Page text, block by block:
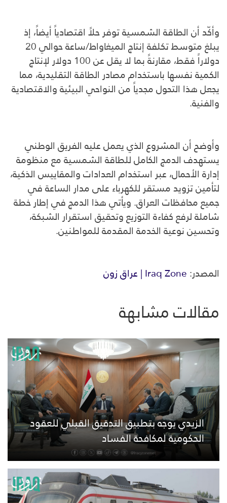
وأكّد أن الطاقة الشمسية توفر حلاً اقتصادياً أيضاً، إذ
يبلغ متوسط تكلفة إنتاج الميغاواط/ساعة حوالي 20
دولاراً فقط، مقارنةً بما لا يقل عن 100 دولار لإنتاج
الكمية نفسها باستخدام مصادر الطاقة التقليدية، مما
يجعل هذا التحول مجدياً من النواحي البيئية والاقتصادية
والفنية.
وأوضح أن المشروع الذي يعمل عليه الفريق الوطني
يستهدف الدمج الكامل للطاقة الشمسية مع منظومة
إدارة الأحمال، عبر استخدام العدادات والمقاييس الذكية،
لتأمين تزويد مستقر للكهرباء على مدار الساعة في
جميع محافظات العراق. ويأتي هذا الدمج في إطار خطة
شاملة لرفع كفاءة التوزيع وتحقيق استقرار الشبكة،
وتحسين نوعية الخدمة المقدمة للمواطنين.
المصدر:Iraq Zone | عراق زون
مقالات مشابهة
الزيدي يوجه بتطبيق التدقيق القبلي للعقود
الحكومية لمكافحة الفساد